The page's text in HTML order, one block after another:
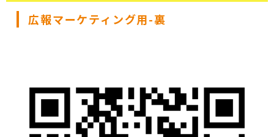
広報マーケティング用-裏